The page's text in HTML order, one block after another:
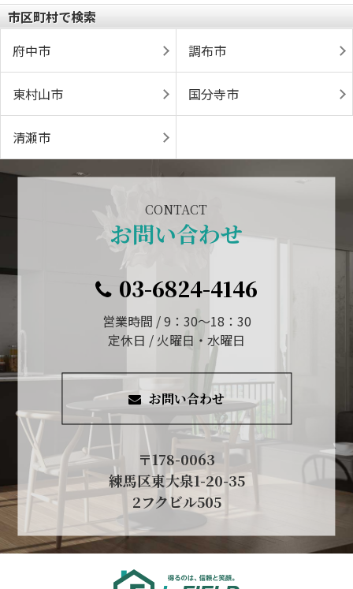
市区町村で検索
府中市
調布市
東村山市 国分寺市
清瀬市
CONTACT
お問い合わせ
03-6824-4146
営業時間 / 9：30～18：30
定休日 / 火曜日・水曜日
お問い合わせ
〒178-0063
練馬区東大泉1-20-35
2フクビル505